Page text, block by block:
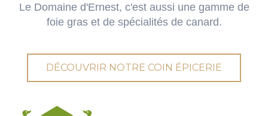
Le Domaine d'Ernest, c'est aussi une gamme de
foie gras et de spécialités de canard.
DÉCOUVRIR NOTRE COIN ÉPICERIE